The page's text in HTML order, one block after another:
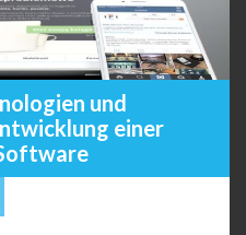
und
einer